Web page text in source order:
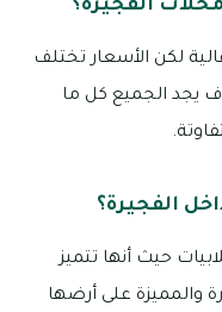
الفجيرة؟
لكن الأسعار تختلف
يجد الجميع كل ما
الفجيرة؟
حيث أنها تتميز
والمميزة على أرضها